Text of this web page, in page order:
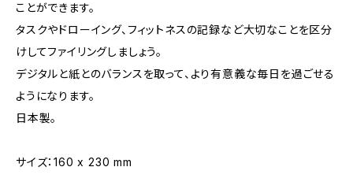
ことができます。
タスクやドローイング、フィットネスの記録など大切なことを区分
けしてファイリングしましょう。
デジタルと紙とのバランスを取って、より有意義な毎日を過ごせる
ようになります。
日本製。
サイズ：160 x 230 mm